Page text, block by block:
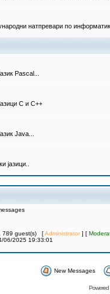
натпревари по
Pascal...
C и C++
Java...
јазици..
789 guest(s) [Administrator] [
06/2025 19:33:01
New Messages